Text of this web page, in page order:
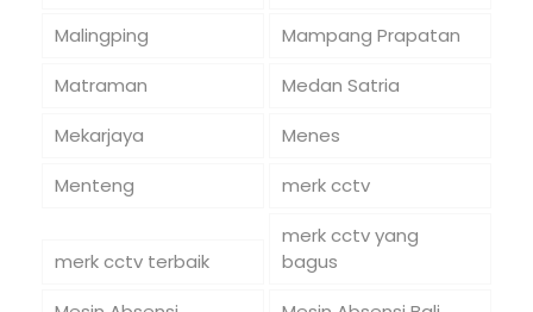
Malingping
Mampang Prapatan
Matraman
Medan Satria
Mekarjaya
Menes
Menteng
merk cctv
merk cctv terbaik
merk cctv yang
bagus